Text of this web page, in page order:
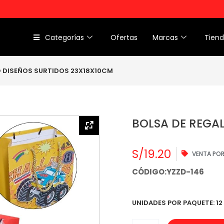
Categorías Ofertas Marcas
DISEÑOS SURTIDOS 23X18X10CM
BOLSA DE
S/19.20 VENTA
CÓDIGO:YZZD-146
UNIDADES POR PAQUETE: 12